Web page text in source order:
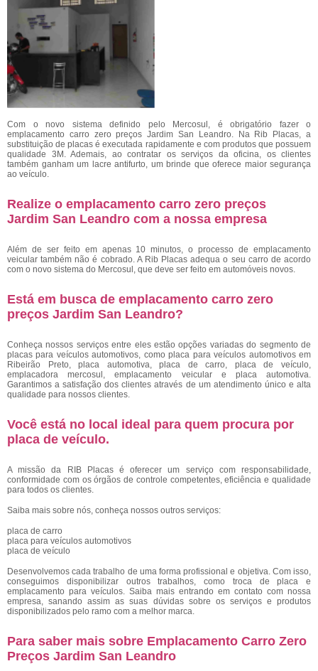
Com o novo sistema definido pelo Mercosul, é obrigatório fazer o
emplacamento carro zero preços Jardim San Leandro. Na Rib Placas, a
substituição de placas é executada rapidamente e com produtos que possuem
qualidade 3M. Ademais, ao contratar os serviços da oficina, os clientes
também ganham um lacre antifurto, um brinde que oferece maior segurança
ao veículo.
Realize o emplacamento carro zero preços
Jardim San Leandro com a nossa empresa
Além de ser feito em apenas 10 minutos, o processo de emplacamento
veicular também não é cobrado. A Rib Placas adequa o seu carro de acordo
com o novo sistema do Mercosul, que deve ser feito em automóveis novos.
Está em busca de emplacamento carro zero
preços Jardim San Leandro?
Conheça nossos serviços entre eles estão opções variadas do segmento de
placas para veículos automotivos, como placa para veículos automotivos em
Ribeirão Preto, placa automotiva, placa de carro, placa de veículo,
emplacadora mercosul, emplacamento veicular e placa automotiva.
Garantimos a satisfação dos clientes através de um atendimento único e alta
qualidade para nossos clientes.
Você está no local ideal para quem procura por
placa de veículo.
A missão da RIB Placas é oferecer um serviço com responsabilidade,
conformidade com os órgãos de controle competentes, eficiência e qualidade
para todos os clientes.
Saiba mais sobre nós, conheça nossos outros serviços:
placa de carro
placa para veículos automotivos
placa de veículo
Desenvolvemos cada trabalho de uma forma profissional e objetiva. Com isso,
conseguimos disponibilizar outros trabalhos, como troca de placa e
emplacamento para veículos. Saiba mais entrando em contato com nossa
empresa, sanando assim as suas dúvidas sobre os serviços e produtos
disponibilizados pelo ramo com a melhor marca.
Para saber mais sobre Emplacamento Carro Zero
Preços Jardim San Leandro